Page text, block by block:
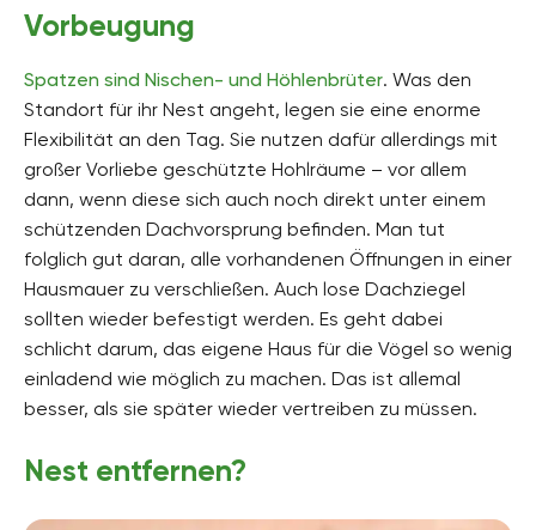
Vorbeugung
Spatzen sind Nischen- und Höhlenbrüter. Was den
Standort für ihr Nest angeht, legen sie eine enorme
Flexibilität an den Tag. Sie nutzen dafür allerdings mit
großer Vorliebe geschützte Hohlräume – vor allem
dann, wenn diese sich auch noch direkt unter einem
schützenden Dachvorsprung befinden. Man tut
folglich gut daran, alle vorhandenen Öffnungen in einer
Hausmauer zu verschließen. Auch lose Dachziegel
sollten wieder befestigt werden. Es geht dabei
schlicht darum, das eigene Haus für die Vögel so wenig
einladend wie möglich zu machen. Das ist allemal
besser, als sie später wieder vertreiben zu müssen.
Nest entfernen?